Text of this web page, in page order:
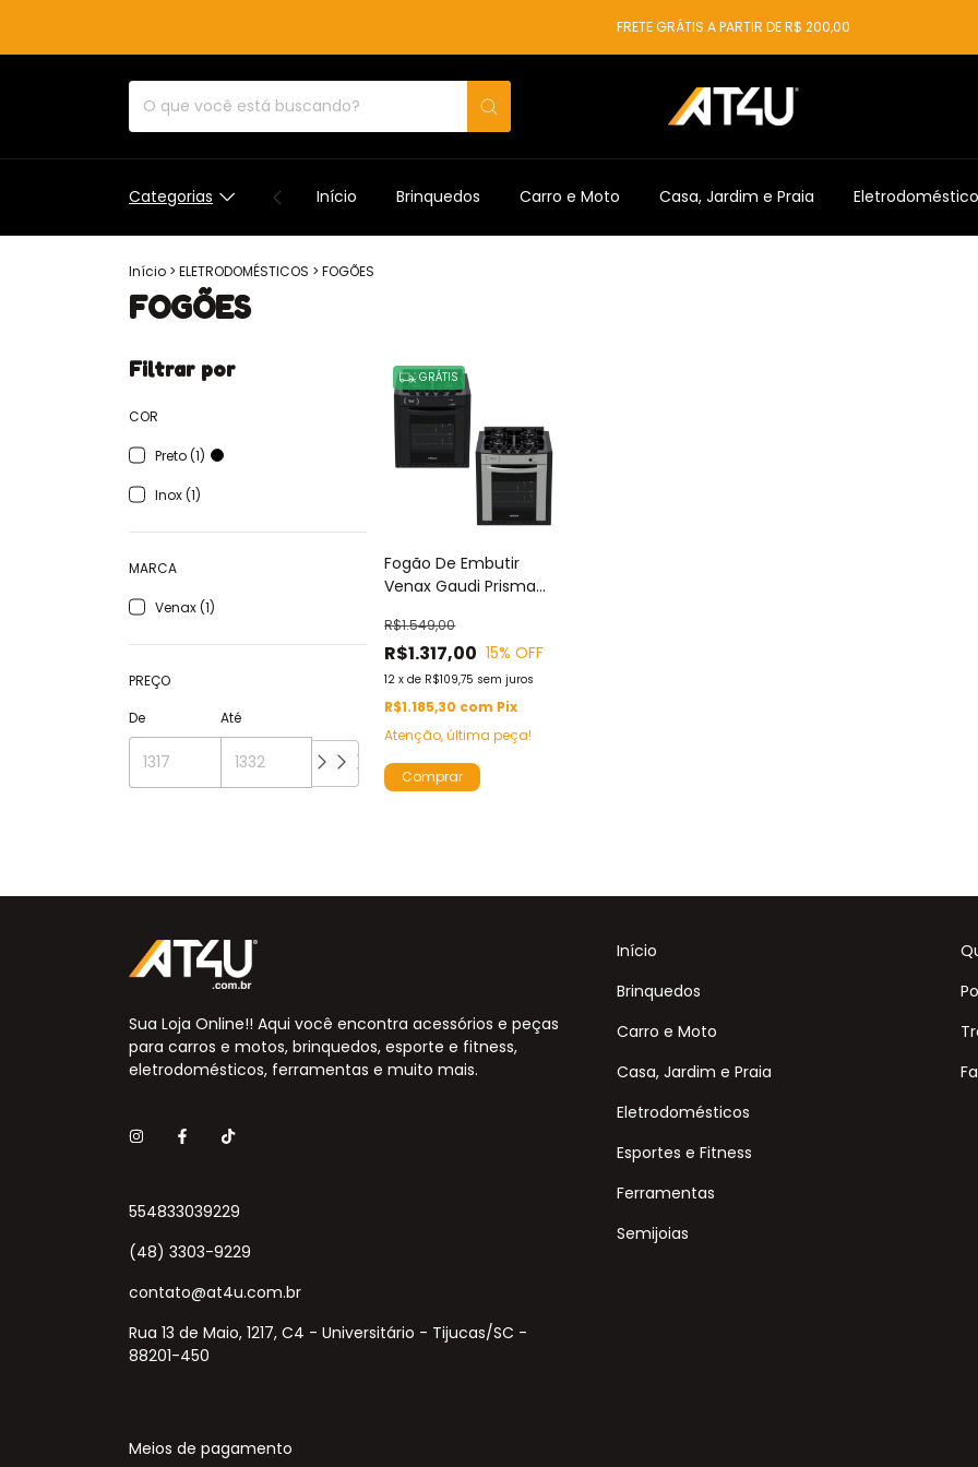
FRETE GRÁTIS A PARTIR DE R$ 200,00
Categorias Início Brinquedos Carro e Moto Casa, Jardim e Praia
Início > ELETRODOMÉSTICOS > FOGÕES
FOGÕES
Filtrar por
COR
Preto (1)
Inox (1)
MARCA
Venax (1)
PREÇO
De
Até
GRÁTIS
Fogão De Embutir
Venax Gaudi Prisma
Ou Preto Gás GLP
R$1.317,00
R$1.549,00
15% OFF
12 xde R$109,75 sem juros
R$1.185,30 com Pix
Atenção, última peça!
Comprar
Sua Loja Online!! Aqui você encontra acessórios e peças
para carros e motos, brinquedos, esporte e fitness,
eletrodomésticos, ferramentas e muito mais.
554833039229
(48) 3303-9229
contato@at4u.com.br
Rua 13 de Maio, 1217, C4 - Universitário - Tijucas/SC -
88201-450
Início
Brinquedos
Carro e Moto
Casa, Jardim e Praia
Eletrodomésticos
Esportes e Fitness
Ferramentas
Semijoias
Meios de pagamento